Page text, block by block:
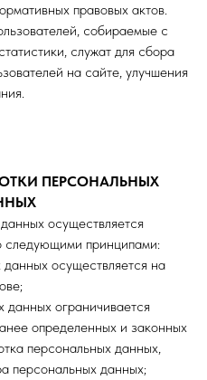
правовых актов.
собираемые с
служат для сбора
на сайте, улучшения
ПЕРСОНАЛЬНЫХ
осуществляется
следующими принципами:
данных осуществляется на
данных ограничивается
определенных и законных
персональных данных,
персональных данных;